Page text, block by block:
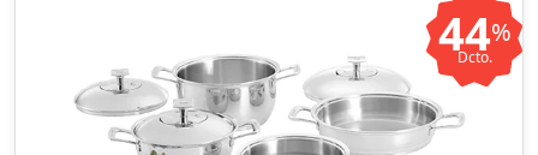
44%
Dcto.